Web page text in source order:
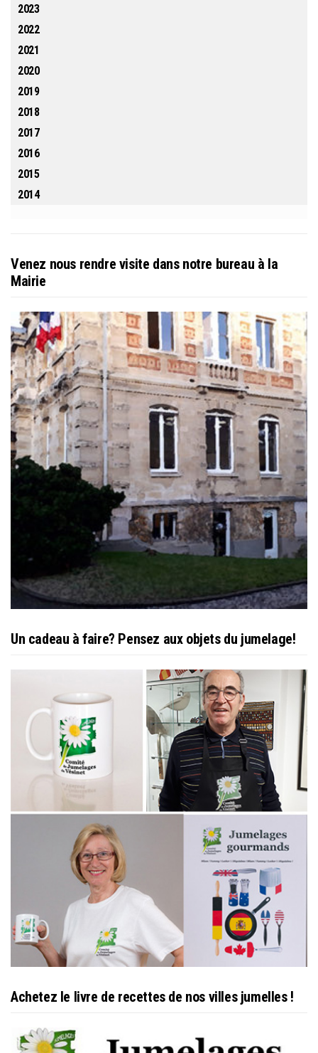
2023
2022
2021
2020
2019
2018
2017
2016
2015
2014
Venez nous rendre visite dans notre bureau à la
Mairie
Un cadeau à faire? Pensez aux objets du jumelage!
Achetez le livre de recettes de nos villes jumelles !